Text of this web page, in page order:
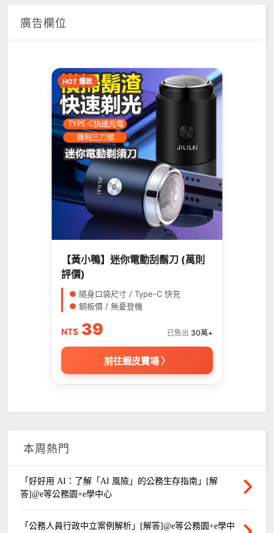
廣告欄位
HOT 爆款
【黃小鴨】迷你電動刮鬍刀 (萬則
評價)
● 隨身口袋尺寸 / Type-C 快充
● 銅板價 / 無憂登機
NT$ 39 已售出 30萬+
前往蝦皮賣場 〉
本周熱門
「好好用 AI：了解「AI 風險」的公務生存指南」[解
答]@e等公務園+e學中心
「公務人員行政中立案例解析」[解答]@e等公務園+e學中